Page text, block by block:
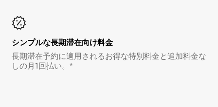
シンプルな長期滞在向け料金
長期滞在予約に適用されるお得な特別料金と追加料金な
しの月1回払い。*